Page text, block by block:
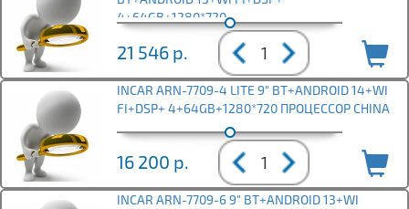
4+64GB+1280*720
21 546 р.
INCAR ARN-7709-4 LITE 9" BT+ANDROID 14+WI
FI+DSP+ 4+64GB+1280*720 ПРОЦЕССОР CHINA
16 200 р.
INCAR ARN-7709-6 9" BT+ANDROID 13+WI